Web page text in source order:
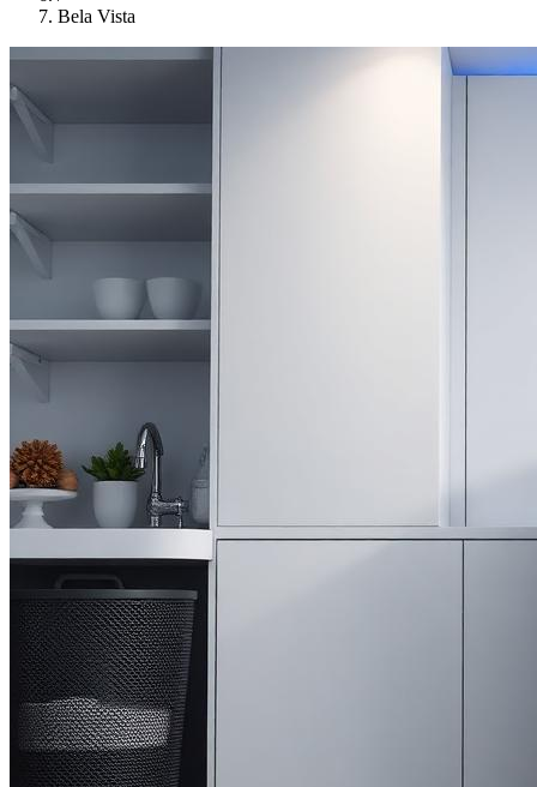
Bela Vista